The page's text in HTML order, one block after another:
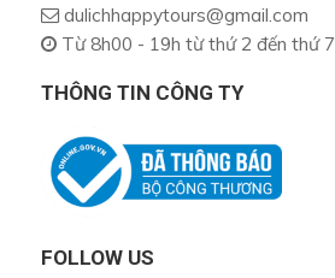
dulichhappytours@gmail.com
Từ 8h00 - 19h từ thứ 2 đến thứ 7
THÔNG TIN CÔNG TY
FOLLOW US